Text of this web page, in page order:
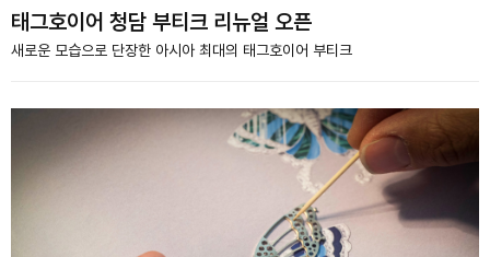
태그호이어 청담 부티크 리뉴얼 오픈
새로운 모습으로 단장한 아시아 최대의 태그호이어 부티크